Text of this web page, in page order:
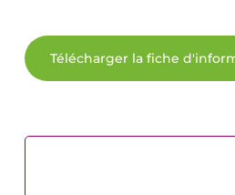
Télécharger la fiche